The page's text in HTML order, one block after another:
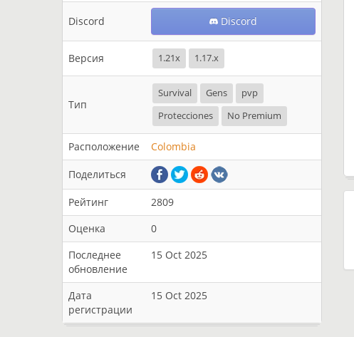
Discord Discord
Версия 1.21x 1.17.x
Тип
Survival Gens
pvp
Protecciones
No Premium
Расположение Colombia
Поделиться
Рейтинг
2809
Оценка
0
Последнее
обновление
15 Oct 2025
Дата
регистрации
15 Oct 2025